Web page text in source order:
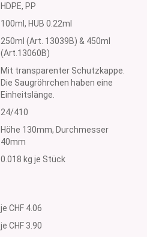
HDPE, PP
100ml, HUB 0.22ml
250ml (Art. 13039B) & 450ml
(Art.13060B)
Mit transparenter Schutzkappe.
Die Saugröhrchen haben eine
Einheitslänge.
24/410
Höhe 130mm, Durchmesser
40mm
0.018 kg je Stück
je CHF 4.06
je CHF 3.90